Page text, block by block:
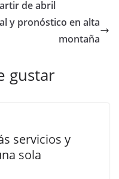
de abril
y pronóstico en alta
montaña
gustar
servicios y
sola